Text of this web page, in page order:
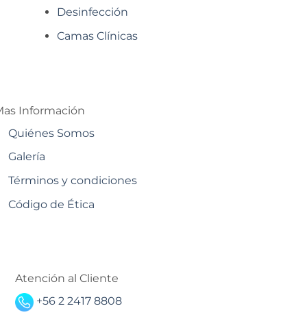
Desinfección
Camas Clínicas
Información
Quiénes Somos
Galería
Términos y condiciones
Código de Ética
Atención al Cliente
+56 2 2417 8808